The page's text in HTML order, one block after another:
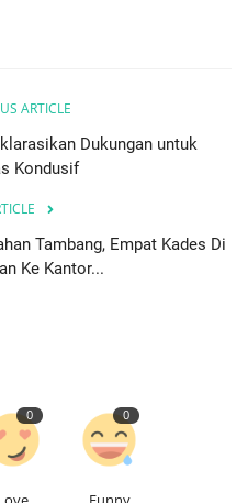
ARTICLE
Dukungan untuk
Kondusif
Tambang, Empat Kades Di
Ke Kantor...
0 0